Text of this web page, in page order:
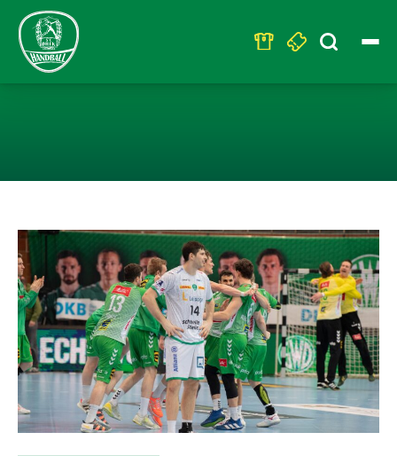
Search
for: